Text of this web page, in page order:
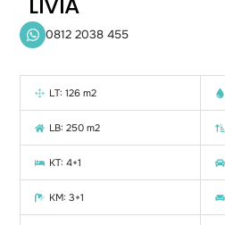
0812 2038 455
LT: 126 m2
LB: 250 m2
KT: 4+1
KM: 3+1